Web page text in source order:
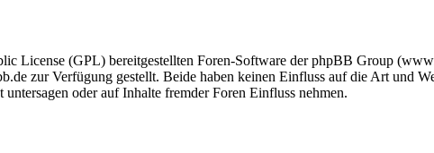
License (GPL) bereitgestellten Foren-Software der phpBB Group
zur Verfügung gestellt. Beide haben keinen Einfluss auf die Art und
oder auf Inhalte fremder Foren Einfluss nehmen.